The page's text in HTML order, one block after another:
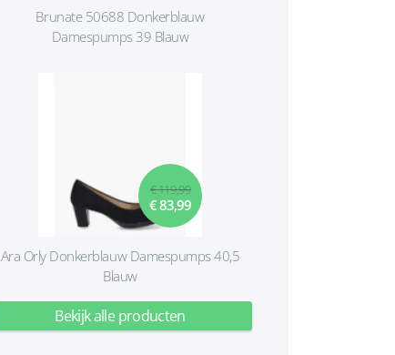
Brunate 50688 Donkerblauw
Damespumps 39 Blauw
€ 119,99
€ 83,99
Ara Orly Donkerblauw Damespumps 40,5
Blauw
Bekijk alle producten